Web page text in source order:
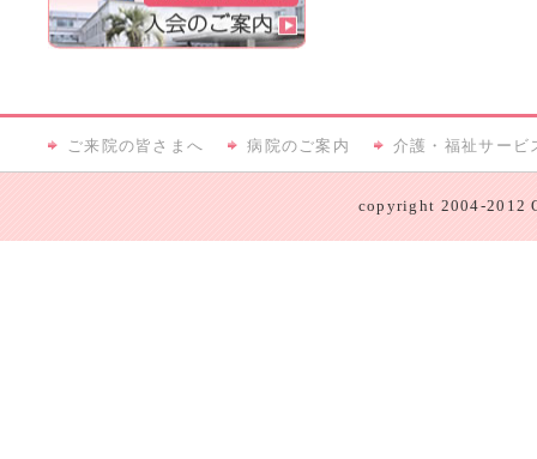
ご来院の皆さまへ 病院のご案内 介護・福祉サービ
copyright 2004-2012